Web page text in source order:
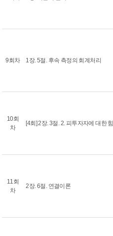
9회차 1장. 5절. 후속 측정의 회계처리
10회
차
[4회] 2장. 3절. 2. 피투자자에 대한 힘
11회
차
2장. 6절. 연결이론